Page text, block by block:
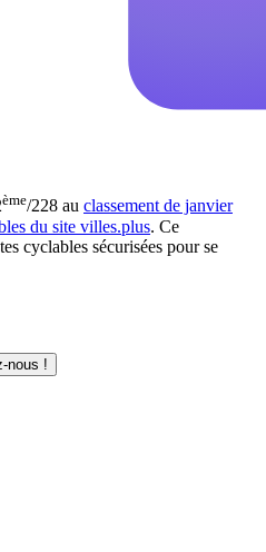
ème/228 au classement de janvier
du site villes.plus. Ce
cyclables sécurisées pour se
nous !